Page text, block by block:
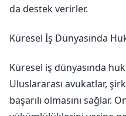
da destek verirler.
Küresel İş Dünyasında
Küresel iş dünyasında
Uluslararası avukatlar,
başarılı olmasını sağlar.